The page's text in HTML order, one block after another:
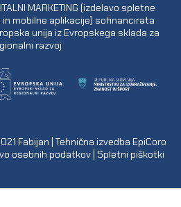
MARKETING (izdelavo spletne
mobilne aplikacije) sofinancirata
unija iz Evropskega sklada za
razvoj
Fabijan | Tehnična izvedba EpiCoro
osebnih podatkov| Spletni piškotki